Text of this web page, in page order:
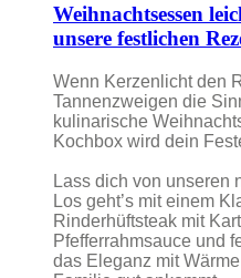
Weihnachtsessen
unsere festlichen
Wenn Kerzenlicht den
Tannenzweigen die
kulinarische
Kochbox wird dein
Lass dich von unseren
Los geht’s mit einem
Rinderhüftsteak mit
Pfefferrahmsauce und
das Eleganz mit